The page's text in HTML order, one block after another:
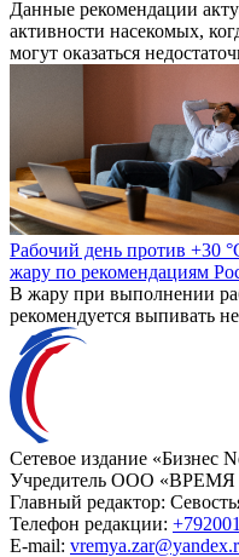
Данные рекомендации
активности насекомых,
могут оказаться
Рабочий день против +30
жару по рекомендациям
В жару при выполнении
рекомендуется выпивать
Сетевое издание «Бизнес
Учредитель ООО
Главный редактор:
Телефон редакции:
E-mail: